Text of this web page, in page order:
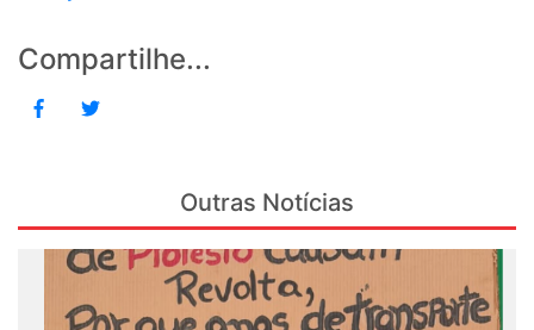
Compartilhe...
Outras Notícias